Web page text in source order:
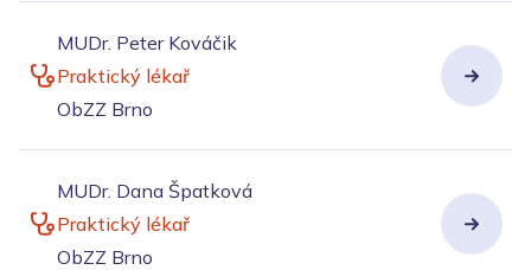
MUDr. Peter Kováčik
Praktický lékař
ObZZ Brno
MUDr. Dana Špatková
Praktický lékař
ObZZ Brno